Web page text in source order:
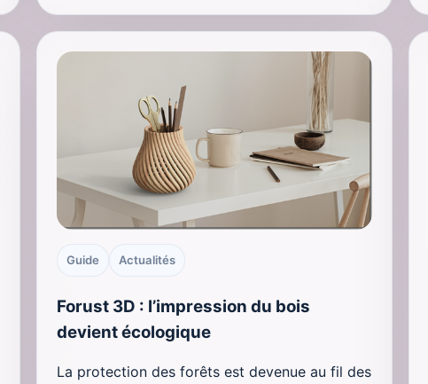
Guide Actualités
Forust 3D : l’impression du bois
devient écologique
La protection des forêts est devenue au fil des